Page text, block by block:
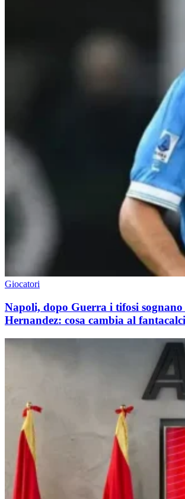
Giocatori
Napoli, dopo Guerra i tifosi sognano
Hernandez: cosa cambia al